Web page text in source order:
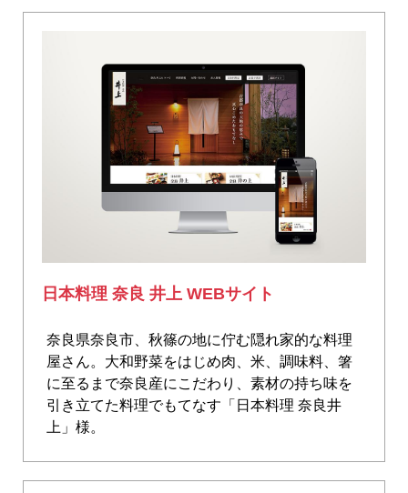
日本料理 奈良 井上 WEBサイト
奈良県奈良市、秋篠の地に佇む隠れ家的な料理
屋さん。大和野菜をはじめ肉、米、調味料、箸
に至るまで奈良産にこだわり、素材の持ち味を
引き立てた料理でもてなす「日本料理 奈良井
上」様。